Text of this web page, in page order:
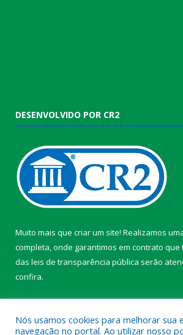
DESENVOLVIDO POR CR2
Muito mais que criar um site! Realizamos
completa, onde garantimos em contrato que
das leis de transparência pública serão
confira.
Nós usamos cookies para melhorar sua
navegação no portal. Ao utilizar nosso